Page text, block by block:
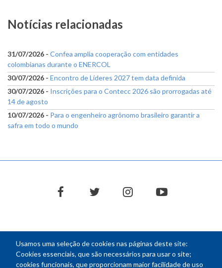
Usamos uma seleção de cookies nas páginas deste site:
Cookies essenciais, que são necessários para usar o site;
cookies funcionais, que proporcionam maior facilidade de uso
Notícias relacionadas
31/07/2026 - Confea amplia cooperação com entidades
colombianas durante o ENERCOL
30/07/2026 - Encontro de Líderes 2027 tem data definida
30/07/2026 - Inscrições para o Contecc 2026 são prorrogadas até
14 de agosto
10/07/2026 - Para o engenheiro agrônomo brasileiro garantir a
safra em todo o mundo
facebooktwitter instagramyoutube
NEWSLETTER